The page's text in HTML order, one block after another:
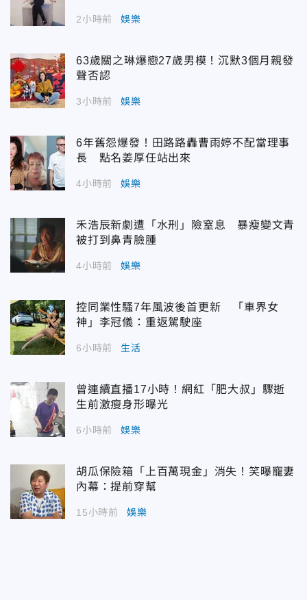
2小時前 娛樂
63歲關之琳爆戀27歲男模！沉默3個月親發
聲否認
3小時前 娛樂
6年舊怨爆發！田路路轟曹雨婷不配當理事
長 點名姜厚任站出來
4小時前 娛樂
禾浩辰新劇遭「水刑」險窒息 暴瘦變文青
被打到鼻青臉腫
4小時前 娛樂
控同業性騷7年風波後首更新 「車界女
神」李冠儀：重返駕駛座
6小時前 生活
曾連續直播17小時！網紅「肥大叔」驟逝
生前激瘦身形曝光
6小時前 娛樂
胡瓜保險箱「上百萬現金」消失！笑曝寵妻
內幕：提前穿幫
15小時前 娛樂